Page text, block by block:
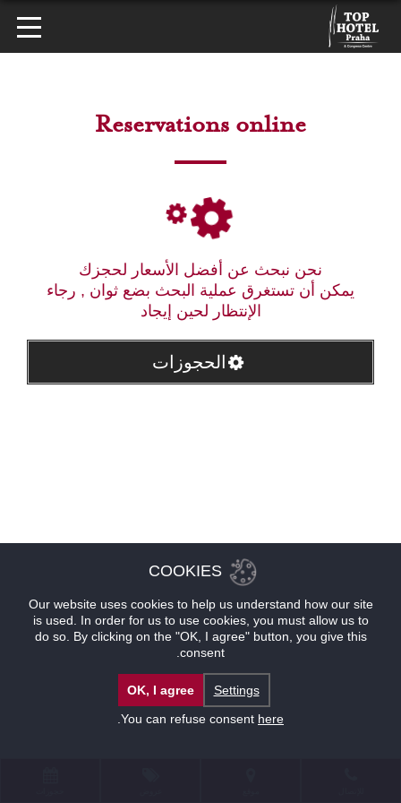
Reservations online
نحن نبحث عن أفضل الأسعار لحجزك
يمكن أن تستغرق عملية البحث بضع ثوان , رجاء
الإنتظار لحين إيجاد
الحجوزات
COOKIES
Our website uses cookies to help us understand how our site
is used. In order for us to use cookies, you must allow us to
do so. By clicking on the "OK, I agree" button, you give this
consent.
Settings
OK, I agree
You can refuse consent here
.